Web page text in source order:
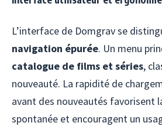
L’interface de Domgrav se
navigation épurée. Un menu
catalogue de films et séries,
nouveauté. La rapidité de
avant des nouveautés favorisent
spontanée et encouragent un